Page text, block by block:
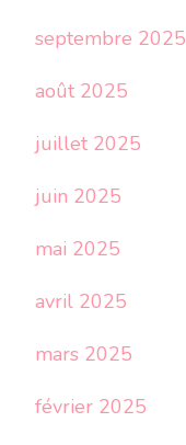
septembre 2025
août 2025
juillet 2025
juin 2025
mai 2025
avril 2025
mars 2025
février 2025